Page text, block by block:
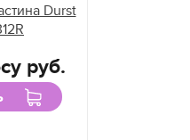
Durst
руб.